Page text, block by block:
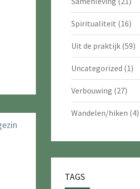
Spiritualiteit (16)
Uit de praktijk(59)
Uncategorized (1)
Verbouwing (27)
Wandelen/hiken (4)
TAGS